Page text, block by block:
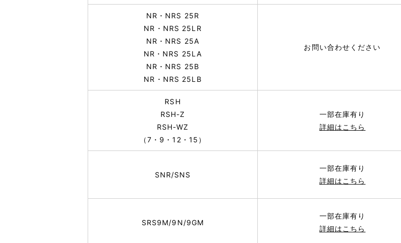
NR・NRS 25R
NR・NRS 25LR
NR・NRS 25A
NR・NRS 25LA
NR・NRS 25B
NR・NRS 25LB
お問い合わせください
RSH
RSH-Z
RSH-WZ
（7・9・12・15）
一部在庫有り
詳細はこちら
SNR/SNS
一部在庫有り
詳細はこちら
SRS9M/9N/9GM
一部在庫有り
詳細はこちら